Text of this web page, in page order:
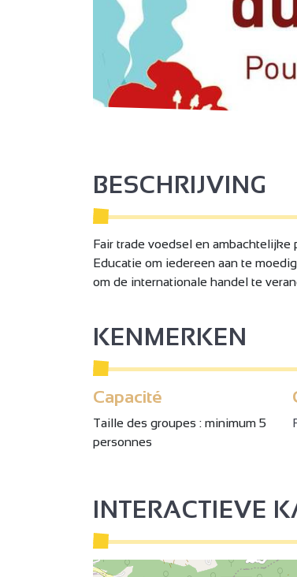
BESCHRIJVING
Fair trade voedsel en
Educatie om iedereen aan te
om de internationale handel te
KENMERKEN
Capacité
Taille des groupes : minimum 5
personnes
INTERACTIEVE
3
2